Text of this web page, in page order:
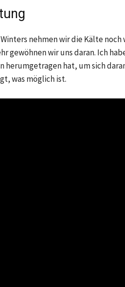
nehmen wir die Kälte
gewöhnen wir uns daran. Ich
herumgetragen hat, um sich
was möglich ist.